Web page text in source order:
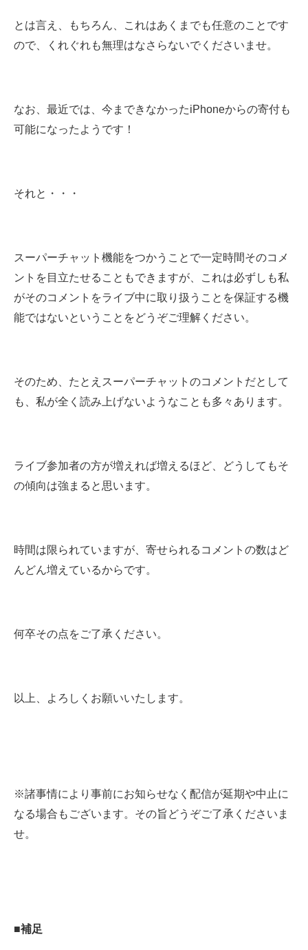
とは言え、もちろん、これはあくまでも任意のことです
ので、くれぐれも無理はなさらないでくださいませ。
なお、最近では、今まできなかったiPhoneからの寄付も
可能になったようです！
それと・・・
スーパーチャット機能をつかうことで一定時間そのコメ
ントを目立たせることもできますが、これは必ずしも私
がそのコメントをライブ中に取り扱うことを保証する機
能ではないということをどうぞご理解ください。
そのため、たとえスーパーチャットのコメントだとして
も、私が全く読み上げないようなことも多々あります。
ライブ参加者の方が増えれば増えるほど、どうしてもそ
の傾向は強まると思います。
時間は限られていますが、寄せられるコメントの数はど
んどん増えているからです。
何卒その点をご了承ください。
以上、よろしくお願いいたします。
※諸事情により事前にお知らせなく配信が延期や中止に
なる場合もございます。その旨どうぞご了承くださいま
せ。
■補足